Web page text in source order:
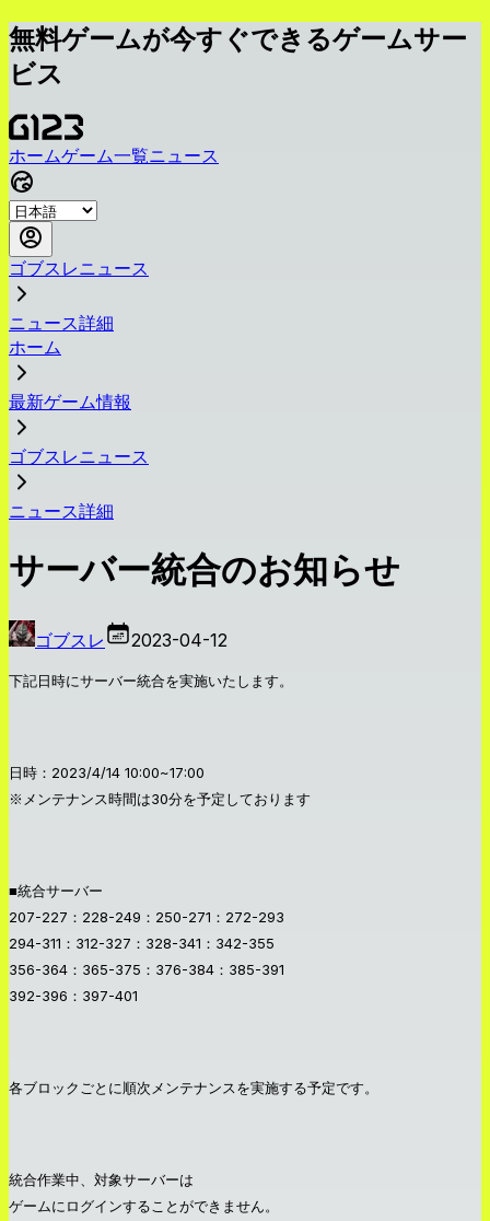
無料ゲームが今すぐできるゲームサー
ビス
ホームゲーム一覧ニュース
ゴブスレニュース
ニュース詳細
ホーム
最新ゲーム情報
ゴブスレニュース
ニュース詳細
サーバー統合のお知らせ
ゴブスレ 2023-04-12
下記日時にサーバー統合を実施いたします。
日時：2023/4/14 10:00~17:00
※メンテナンス時間は30分を予定しております
■統合サーバー
207-227：228-249：250-271：272-293
294-311：312-327：328-341：342-355
356-364：365-375：376-384：385-391
392-396：397-401
各ブロックごとに順次メンテナンスを実施する予定です。
統合作業中、対象サーバーは
ゲームにログインすることができません。